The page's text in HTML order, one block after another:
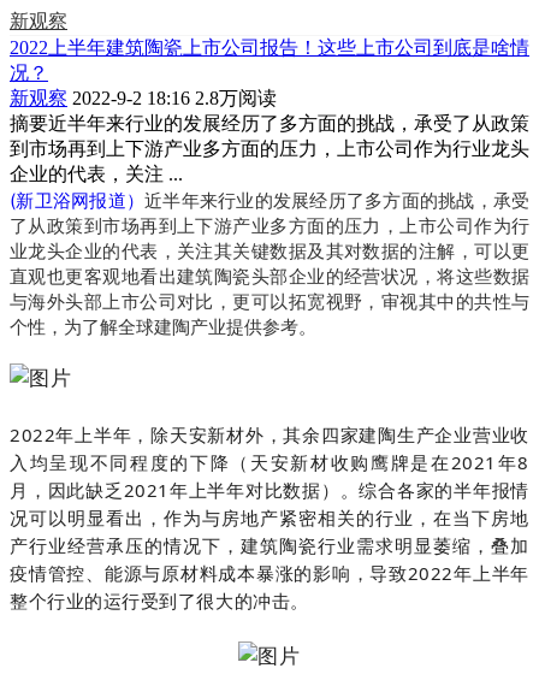
新观察
2022上半年建筑陶瓷上市公司报告！这些上市公司到底是啥情
况？
新观察 2022-9-2 18:16 2.8万阅读
摘要近半年来行业的发展经历了多方面的挑战，承受了从政策
到市场再到上下游产业多方面的压力，上市公司作为行业龙头
企业的代表，关注 ...
(新卫浴网报道） 近半年来行业的发展经历了多方面的挑战，承受
了从政策到市场再到上下游产业多方面的压力，上市公司作为行
业龙头企业的代表，关注其关键数据及其对数据的注解，可以更
直观也更客观地看出建筑陶瓷头部企业的经营状况，将这些数据
与海外头部上市公司对比，更可以拓宽视野，审视其中的共性与
个性，为了解全球建陶产业提供参考。
2022年上半年，除天安新材外，其余四家建陶生产企业营业收
入均呈现不同程度的下降（天安新材收购鹰牌是在2021年8
月，因此缺乏2021年上半年对比数据）。综合各家的半年报情
况可以明显看出，作为与房地产紧密相关的行业，在当下房地
产行业经营承压的情况下，建筑陶瓷行业需求明显萎缩，叠加
疫情管控、能源与原材料成本暴涨的影响，导致2022年上半年
整个行业的运行受到了很大的冲击。